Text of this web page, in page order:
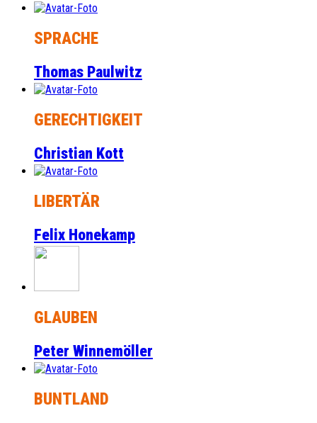
SPRACHE
Thomas Paulwitz
GERECHTIGKEIT
Christian Kott
LIBERTÄR
Felix Honekamp
GLAUBEN
Peter Winnemöller
BUNTLAND